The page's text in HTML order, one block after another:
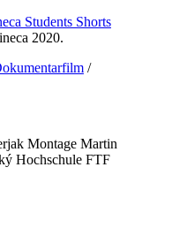
Students Shorts
2020.
/
Montage Martin
Hochschule FTF